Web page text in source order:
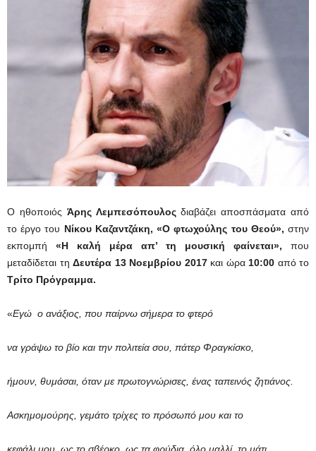
Ο ηθοποιός Άρης Λεμπεσόπουλοςδιαβάζει αποσπάσματα από
το έργο του Νίκου Καζαντζάκη, «Ο φτωχούλης του Θεού»,στην
εκπομπή «Η καλή μέρα απ’ τη μουσική φαίνεται», που
μεταδίδεται τη Δευτέρα 13 Νοεμβρίου 2017 και ώρα10:00 από το
Τρίτο Πρόγραμμα.
«Εγώ ο ανάξιος, που παίρνω σήμερα το φτερό
να γράψω το βίο και την πολιτεία σου, πάτερ Φραγκίσκο,
ήμουν, θυμάσαι, όταν με πρωτογνώρισες, ένας ταπεινός ζητιάνος.
Ασκημομούρης, γεμάτο τρίχες το πρόσωπό μου και το